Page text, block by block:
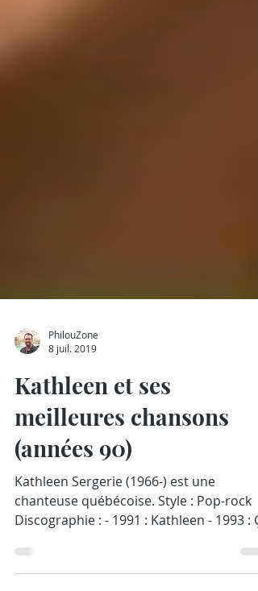
PhilouZone
Kathleen et ses
meilleures chansons
(années 90)
Kathleen Sergerie (1966-) est une
chanteuse québécoise. Style : Pop-rock
Discographie : - 1991 : Kathleen - 1993 :